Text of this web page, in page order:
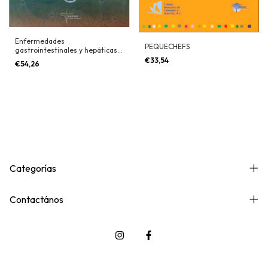
Enfermedades
gastrointestinales y hepáticas
en niños
€54,26
PEQUECHEFS
€33,54
Categorías
Contactános